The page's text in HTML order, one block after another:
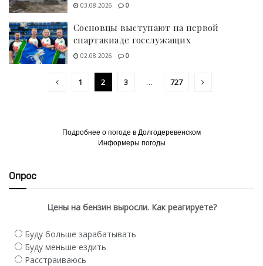
03.08.2026 0
Сосновцы выступают на первой
спартакиаде госслужащих
02.08.2026 0
1 2 3 … 727
Подробнее о погоде в Долгодеревенском
Информеры погоды
Опрос
Цены на бензин выросли. Как реагируете?
Буду больше зарабатывать
Буду меньше ездить
Расстраиваюсь